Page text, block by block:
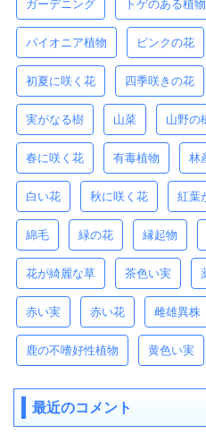
ガーデニング トゲのある植物
パイオニア植物 ピンクの花
初夏に咲く花 四季咲きの花
実がなる樹 山菜 山野の
春に咲く花 有毒植物 林
白い花 秋に咲く花 紅葉
綿毛 緑の花 縁起物
花が綺麗な草 茶色い実
赤い実 赤い花 雌雄異株
鹿の不嗜好性植物 黄色い実
最近のコメント